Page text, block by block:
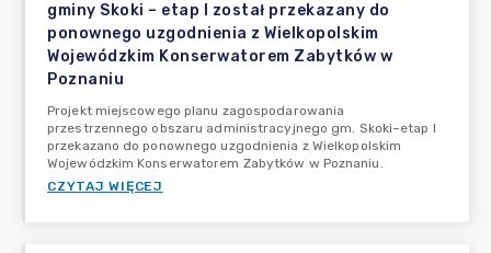
gminy Skoki – etap I został przekazany do
ponownego uzgodnienia z Wielkopolskim
Wojewódzkim Konserwatorem Zabytków w
Poznaniu
Projekt miejscowego planu zagospodarowania
przestrzennego obszaru administracyjnego gm. Skoki–etap I
przekazano do ponownego uzgodnienia z Wielkopolskim
Wojewódzkim Konserwatorem Zabytków w Poznaniu.
CZYTAJ WIĘCEJ